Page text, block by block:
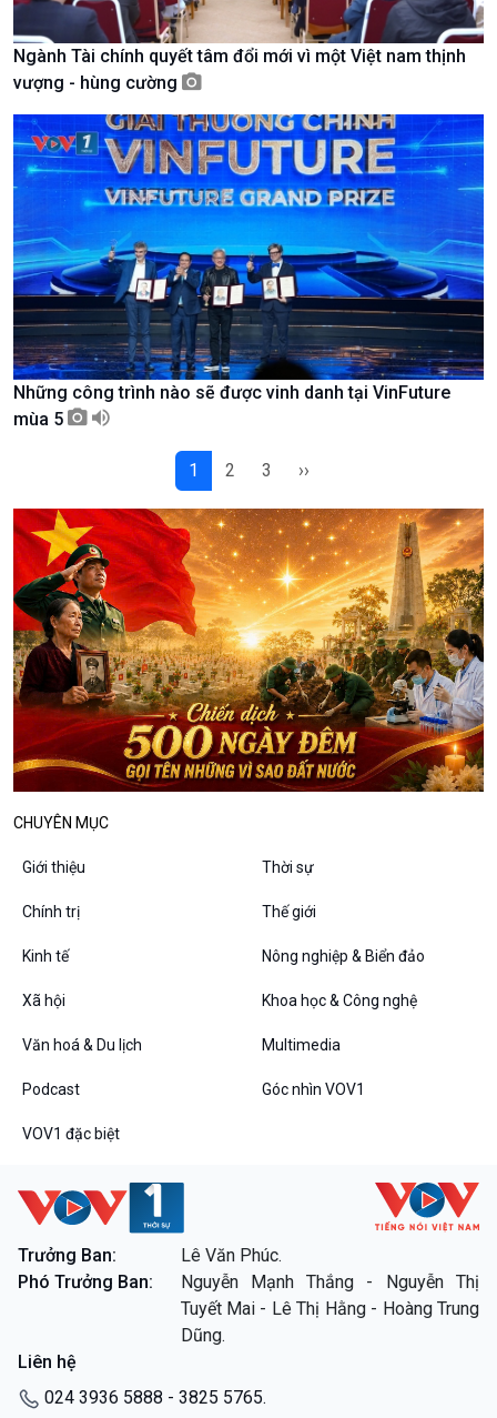
E-Magazine
Podcast
Góc nhìn VOV1
10 phút Sự kiện - Luận bàn
Dòng chảy sự kiện
Đối thoại
Diễn đàn chủ nhật
Chuyện đêm
VOV1 đặc biệt
Chân dung cuộc sống
Các chương trình đặc biệt
Ngành Tài chính quyết tâm đổi mới vì một Việt nam thịnh
vượng - hùng cường
Những công trình nào sẽ được vinh danh tại VinFuture
mùa 5
1 2 3 ››
CHUYÊN MỤC
Giới thiệu Thời sự
Chính trị Thế giới
Kinh tế Nông nghiệp & Biển đảo
Xã hội Khoa học & Công nghệ
Văn hoá & Du lịch Multimedia
Podcast Góc nhìn VOV1
VOV1 đặc biệt
Trưởng Ban:
Lê Văn Phúc.
Phó Trưởng Ban:
Nguyễn Mạnh Thắng - Nguyễn Thị
Tuyết Mai - Lê Thị Hằng - Hoàng Trung
Dũng.
Liên hệ
024 3936 5888 - 3825 5765.